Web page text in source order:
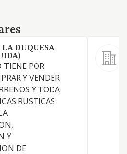
LA DUQUESA
TIENE POR
Y VENDER
Y TODA
RUSTICAS
Y
DE